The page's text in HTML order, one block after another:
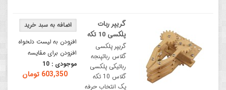
افزودن به لیست دلخواه
افزودن برای مقایسه
موجودی : 10
603,350 تومان
گریپر ربات
پلکسی 10 تکه
گریپر پلکسی
گلاس رباتپنجه
رباتیکی پلکسی
گلاس 10 تکه
یک انتخاب حرفه